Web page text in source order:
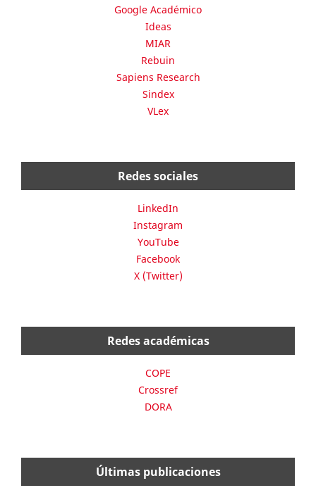
Google Académico
Ideas
MIAR
Rebuin
Sapiens Research
Sindex
VLex
Redes sociales
LinkedIn
Instagram
YouTube
Facebook
X (Twitter)
Redes académicas
COPE
Crossref
DORA
Últimas publicaciones